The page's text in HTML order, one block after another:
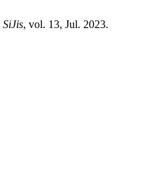
SiJis, vol. 13, Jul. 2023.